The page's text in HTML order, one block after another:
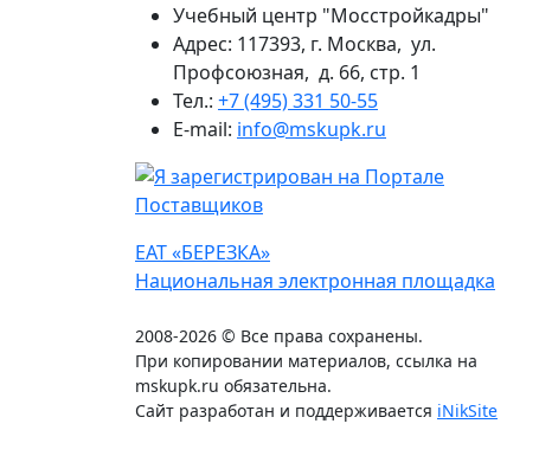
Учебный центр "Мосстройкадры"
Адрес: 117393, г. Москва, ул.
Профсоюзная, д. 66, стр. 1
Тел.: +7 (495) 331 50-55
E-mail: info@mskupk.ru
ЕАТ «БЕРЕЗКА»
Национальная электронная площадка
2008-2026 © Все права сохранены.
При копировании материалов, ссылка на
mskupk.ru обязательна.
Сайт разработан и поддерживается iNikSite